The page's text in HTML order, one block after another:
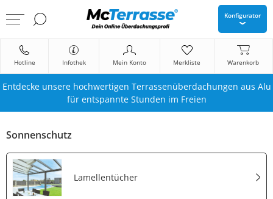
Konfigurator
Hotline Infothek Mein Konto Merkliste Warenkorb
Entdecke unsere hochwertigen Terrassenüberdachungen aus Alu
für entspannte Stunden im Freien
Sonnenschutz
Lamellentücher